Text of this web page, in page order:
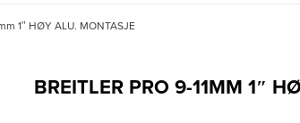
1″ HØY ALU. MONTASJE
BREITLER PRO 9-11MM 1″